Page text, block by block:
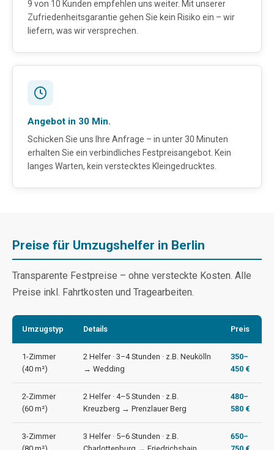
9 von 10 Kunden empfehlen uns weiter. Mit unserer
Zufriedenheitsgarantie gehen Sie kein Risiko ein – wir
liefern, was wir versprechen.
Angebot in 30 Min.
Schicken Sie uns Ihre Anfrage – in unter 30 Minuten
erhalten Sie ein verbindliches Festpreisangebot. Kein
langes Warten, kein verstecktes Kleingedrucktes.
Preise für Umzugshelfer in Berlin
Transparente Festpreise – ohne versteckte Kosten. Alle
Preise inkl. Fahrtkosten und Tragearbeiten.
Umzugstyp Details Preis
1-Zimmer
(40 m²)
2 Helfer · 3–4 Stunden · z.B. Neukölln
→ Wedding
350–
450 €
2-Zimmer
(60 m²)
2 Helfer · 4–5 Stunden · z.B.
Kreuzberg → Prenzlauer Berg
480–
580 €
3-Zimmer
3 Helfer · 5–6 Stunden · z.B.
650–